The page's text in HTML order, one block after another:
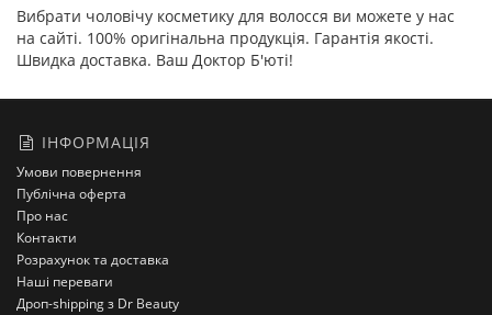
Вибрати чоловічу косметику для волосся ви можете у нас
на сайті. 100% оригінальна продукція. Гарантія якості.
Швидка доставка. Ваш Доктор Б'юті!
ІНФОРМАЦІЯ
Умови повернення
Публічна оферта
Про нас
Контакти
Розрахунок та доставка
Наші переваги
Дроп-shipping з Dr Beauty